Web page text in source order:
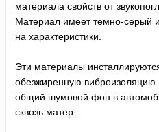
материала свойств от
Материал имеет темно-серый
на характеристики.
Эти материалы
обезжиренную виброизоляцию
общий шумовой фон в
сквозь матер...